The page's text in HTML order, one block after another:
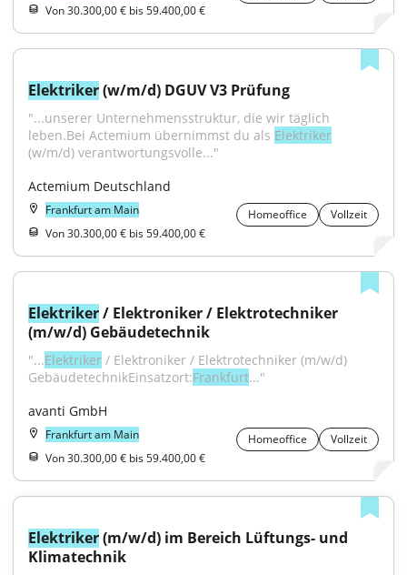
Von 30.300,00 € bis 59.400,00 €
Elektriker (w/m/d) DGUV V3 Prüfung
"...unserer Unternehmensstruktur, die wir täglich
leben.Bei Actemium übernimmst du als Elektriker
(w/m/d) verantwortungsvolle..."
Actemium Deutschland
Frankfurt am Main Homeoffice
Vollzeit
Von 30.300,00 € bis 59.400,00 €
Elektriker / Elektroniker / Elektrotechniker
(m/w/d) Gebäudetechnik
"...Elektriker / Elektroniker / Elektrotechniker (m/w/d)
GebäudetechnikEinsatzort:Frankfurt..."
avanti GmbH
Frankfurt am Main Homeoffice
Vollzeit
Von 30.300,00 € bis 59.400,00 €
Elektriker (m/w/d) im Bereich Lüftungs- und
Klimatechnik